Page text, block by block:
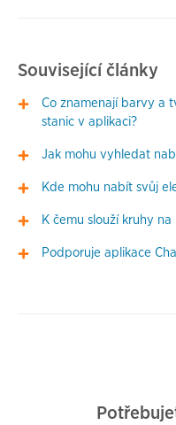
Související články
Co znamenají barvy a
stanic v aplikaci?
Jak mohu vyhledat
Kde mohu nabít svůj
K čemu slouží kruhy na
Podporuje aplikace